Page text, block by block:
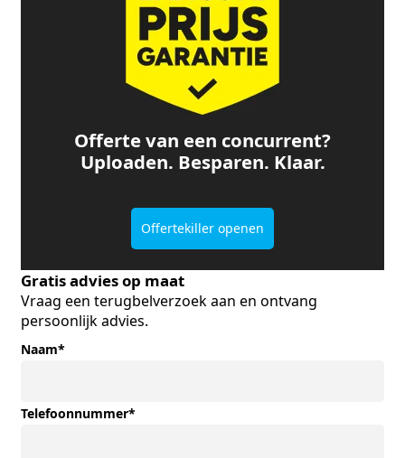
Offerte van een concurrent?
Uploaden. Besparen. Klaar.
Offertekiller openen
Gratis advies op maat
Vraag een terugbelverzoek aan en ontvang
persoonlijk advies.
Naam*
Telefoonnummer*